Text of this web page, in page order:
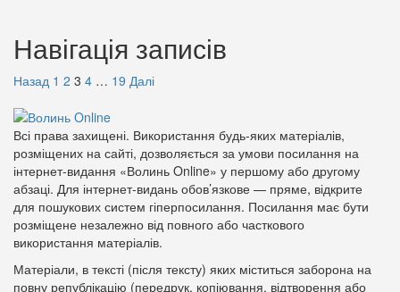
Навігація записів
Назад 1 2 3 4 … 19 Далі
Всі права захищені. Використання будь-яких матеріалів,
розміщених на сайті, дозволяється за умови посилання на
інтернет-видання «Волинь Online» у першому або другому
абзаці. Для інтернет-видань обов’язкове — пряме, відкрите
для пошукових систем гіперпосилання. Посилання має бути
розміщене незалежно від повного або часткового
використання матеріалів.
Матеріали, в тексті (після тексту) яких міститься заборона на
повну републікацію (передрук, копіювання, відтворення або